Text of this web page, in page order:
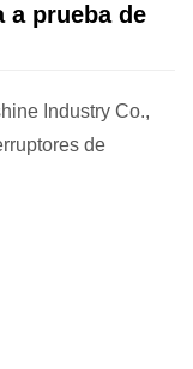
a prueba de
Industry Co.,
de